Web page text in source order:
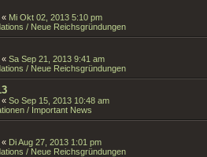
« Mi Okt 02, 2013 5:10 pm
/ Neue Reichsgründungen
« Sa Sep 21, 2013 9:41 am
/ Neue Reichsgründungen
« So Sep 15, 2013 10:48 am
/ Important News
« Di Aug 27, 2013 1:01 pm
/ Neue Reichsgründungen